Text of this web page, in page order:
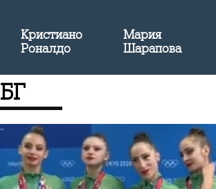
Кристиано
Роналдо
Мария
Шарапова
БГ